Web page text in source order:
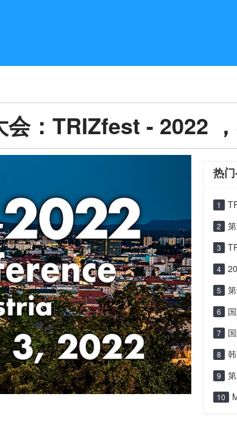
：TRIZfest - 2022
热
1
2 第
3
4
5 第
6
7
8
9 第
10